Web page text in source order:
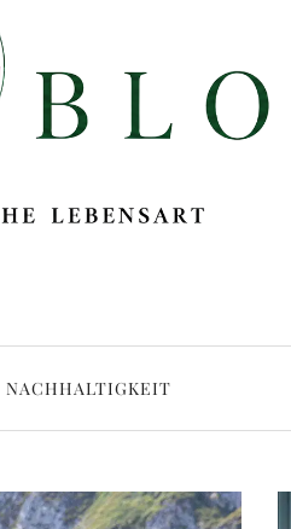
NACHHALTIGKEIT